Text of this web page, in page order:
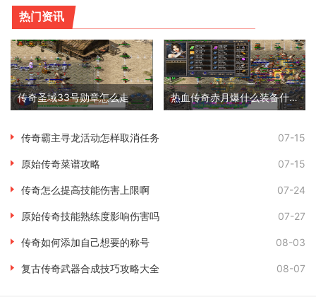
热门资讯
传奇圣域33号勋章怎么走 热血传奇赤月爆什么装备什么怪
传奇霸主寻龙活动怎样取消任务 07-15
原始传奇菜谱攻略 07-15
传奇怎么提高技能伤害上限啊 07-24
原始传奇技能熟练度影响伤害吗 07-27
传奇如何添加自己想要的称号 08-03
复古传奇武器合成技巧攻略大全 08-07